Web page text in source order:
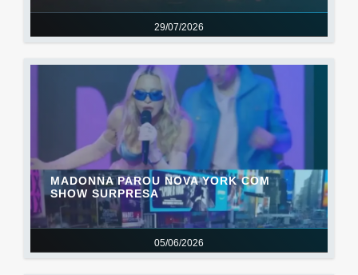
29/07/2026
05/06/2026
MADONNA PAROU NOVA YORK COM
SHOW SURPRESA